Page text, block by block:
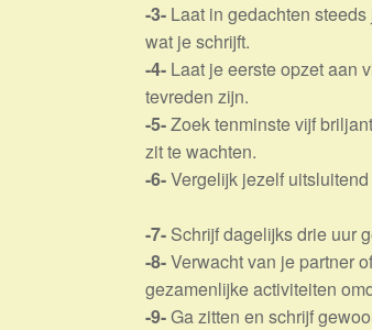
-3- Laat in gedachten
wat je schrijft.
-4- Laat je eerste opzet aan
tevreden zijn.
-5-Zoek tenminste vijf
zit te wachten.
-6-Vergelijk jezelf
-7- Schrijf dagelijks drie uur
-8-Verwacht van je partner
gezamenlijke activiteiten
-9-Ga zitten en schrijf